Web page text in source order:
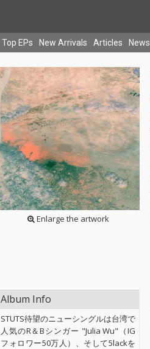
Top EPs New Arrivals Articles News
Enlarge the artwork
Album Info
STUTS待望のニューシングルは台湾で
人気のR＆Bシンガー "Julia Wu"（IG
フォロワー50万人）、そして5lackを